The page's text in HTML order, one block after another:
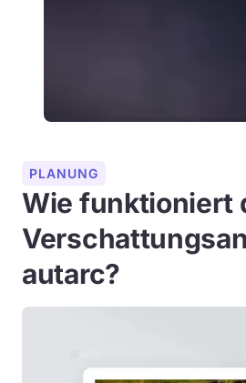
PLANUNG
Wie funktioniert
autarc?